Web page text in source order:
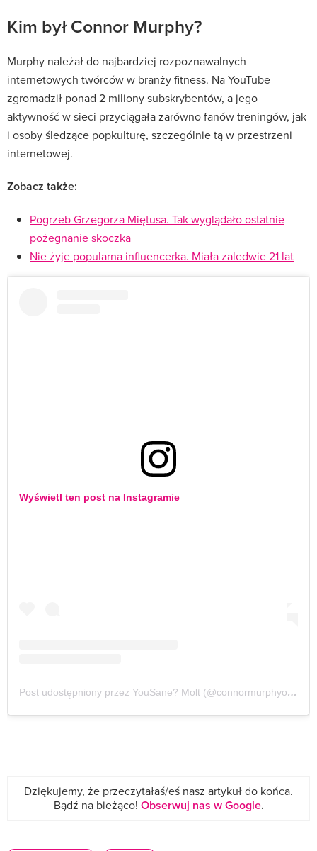
Kim był Connor Murphy?
Murphy należał do najbardziej rozpoznawalnych
internetowych twórców w branży fitness. Na YouTube
zgromadził ponad 2 miliony subskrybentów, a jego
aktywność w sieci przyciągała zarówno fanów treningów, jak
i osoby śledzące popkulturę, szczególnie tą w przestrzeni
internetowej.
Zobacz także:
Pogrzeb Grzegorza Miętusa. Tak wyglądało ostatnie
pożegnanie skoczka
Nie żyje popularna influencerka. Miała zaledwie 21 lat
Wyświetl ten post na Instagramie
Post udostępniony przez YouSane? Molt (@connormurphyofficial)
Dziękujemy, że przeczytałaś/eś nasz artykuł do końca.
Bądź na bieżąco! Obserwuj nas w Google.